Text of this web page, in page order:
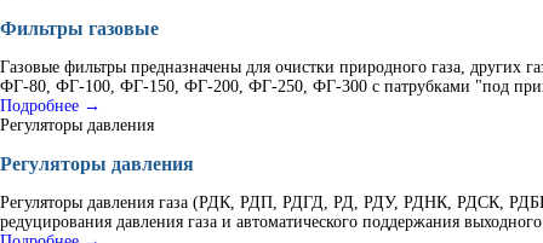
Фильтры газовые
Газовые фильтры предназначены для очистки природного газа, других
ФГ-80, ФГ-100, ФГ-150, ФГ-200, ФГ-250, ФГ-300 с патрубками "под
Подробнее →
Регуляторы давления
Регуляторы давления
Регуляторы давления газа (РДК, РДП, РДГД, РД, РДУ, РДНК, РДСК,
редуцирования давления газа и автоматического поддержания